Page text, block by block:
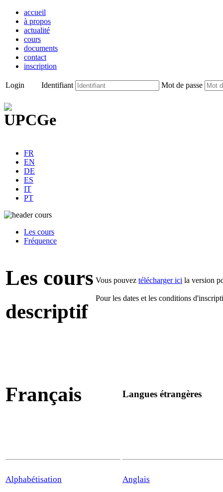
accueil
à propos
actualité
cours
documents
contact
inscription
Login Identifiant Mot de passe
FR
EN
DE
ES
IT
PT
Les cours
Fréquence
Les cours
descriptif
Vous pouvez télécharger ici la version
Pour les dates et les conditions
Français Langues étrangères
Alphabétisation
Anglais